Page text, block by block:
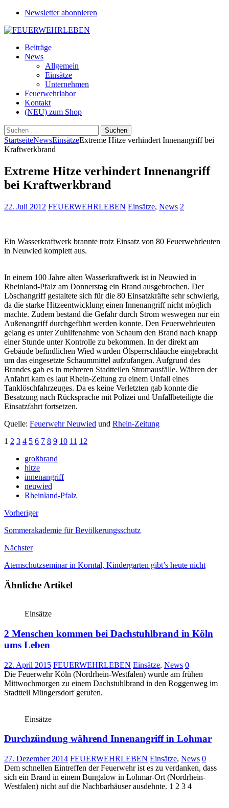
Newsletter abonnieren
Beiträge
News
Allgemein
Einsätze
Unternehmen
Feuerwehrlabor
Kontakt
(NEU) zum Shop
Suchen
nach:
StartseiteNewsEinsätzeExtreme Hitze verhindert Innenangriff bei
Kraftwerkbrand
Extreme Hitze verhindert Innenangriff
bei Kraftwerkbrand
22. Juli 2012 FEUERWEHRLEBEN Einsätze, News 2
Ein Wasserkraftwerk brannte trotz Einsatz von 80 Feuerwehrleuten
in Neuwied komplett aus.
In einem 100 Jahre alten Wasserkraftwerk ist in Neuwied in
Rheinland-Pfalz am Donnerstag ein Brand ausgebrochen. Der
Löschangriff gestaltete sich für die 80 Einsatzkräfte sehr schwierig,
da die starke Hitzeentwicklung einen Innenangriff nicht möglich
machte. Zudem bestand die Gefahr durch Strom weswegen nur ein
Außenangriff durchgeführt werden konnte. Den Feuerwehrleuten
gelang es unter Zuhilfenahme von Schaum den Brand nach knapp
einer Stunde unter Kontrolle zu bekommen. In der direkt am
Gebäude befindlichen Wied wurden Ölsperrschläuche eingebracht
um das eingesetzte Schaummittel aufzufangen. Aufgrund des
Brandes gab es in mehreren Stadtteilen Stromausfälle. Währen der
Anfahrt kam es laut Rhein-Zeitung zu einem Unfall eines
Tanklöschfahrzeuges. Da es keine Verletzten gab konnte die
Besatzung nach Rücksprache mit Polizei und Unfallbeteiligte die
Einsatzfahrt fortsetzen.
Quelle: Feuerwehr Neuwied und Rhein-Zeitung
1 2 3 4 5 6 7 8 9 10 11 12
großbrand
hitze
innenangriff
neuwied
Rheinland-Pfalz
Vorheriger
Sommerakademie für Bevölkerungsschutz
Nächster
Atemschutzseminar in Korntal, Kindergarten gibt’s heute nicht
Ähnliche Artikel
Einsätze
2 Menschen kommen bei Dachstuhlbrand in Köln
ums Leben
22. April 2015 FEUERWEHRLEBEN Einsätze, News 0
Die Feuerwehr Köln (Nordrhein-Westfalen) wurde am frühen
Mittwochmorgen zu einem Dachstuhlbrand in den Roggenweg im
Stadtteil Müngersdorf gerufen.
Einsätze
Durchzündung während Innenangriff in Lohmar
27. Dezember 2014 FEUERWEHRLEBEN Einsätze, News 0
Dem schnellen Eintreffen der Feuerwehr ist es zu verdanken, dass
sich ein Brand in einem Bungalow in Lohmar-Ort (Nordrhein-
Westfalen) nicht auf die Nachbarhäuser ausdehnte. 1 2 3 4